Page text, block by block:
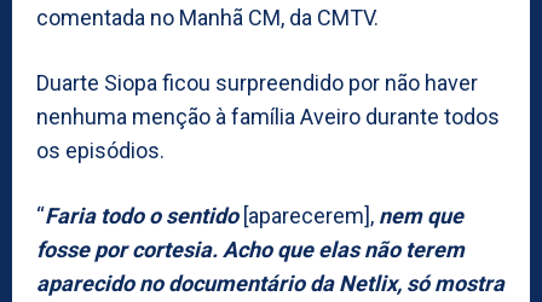
comentada no Manhã CM, da CMTV.
Duarte Siopa ficou surpreendido por não haver
nenhuma menção à família Aveiro durante todos
os episódios.
“Faria todo o sentido[aparecerem], nem que
fosse por cortesia. Acho que elas não terem
aparecido no documentário da Netlix, só mostra